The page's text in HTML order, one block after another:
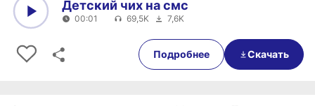
00:01
Детский чих на смс
00:01 69,5K 7,6K
Подробнее Скачать